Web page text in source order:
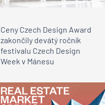
Ceny Czech Design Award
zakončily devátý ročník
festivalu Czech Design
Week v Mánesu